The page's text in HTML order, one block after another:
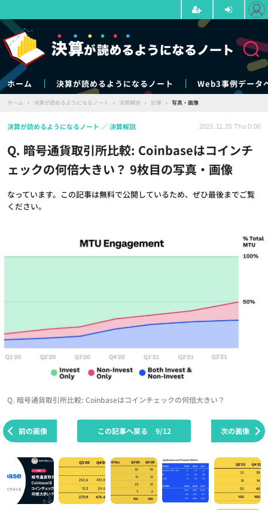
ホーム 決算が読めるようになるノート Web3事例データ
ホーム › 決算が読めるようになるノート › 決算解説 › 記事 › 写真・画像
Q. 暗号通貨取引所比較: Coinbaseはコインチ
ェックの何倍大きい？ 9枚目の写真・画像
なっています。この記事は無料で公開しているため、ぜひ最後までご覧
ください。
決算が読めるようになるノート 決算解説 2021.11.25 Thu 0:00
Q. 暗号通貨取引所比較: Coinbaseはコインチェックの何倍大きい？
前の画像 次の画像
この記事へ戻る 9/12